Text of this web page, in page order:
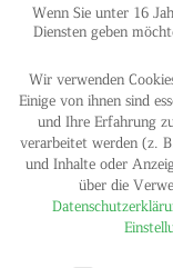
© HELGA
Wenn Sie unter 16
Diensten geben
Wir verwenden
Einige von ihnen sind
und Ihre Erfahrung
verarbeitet werden (z.
und Inhalte oder
über die